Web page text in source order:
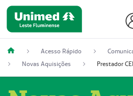
Acesso Rápido
Novas Aquisições